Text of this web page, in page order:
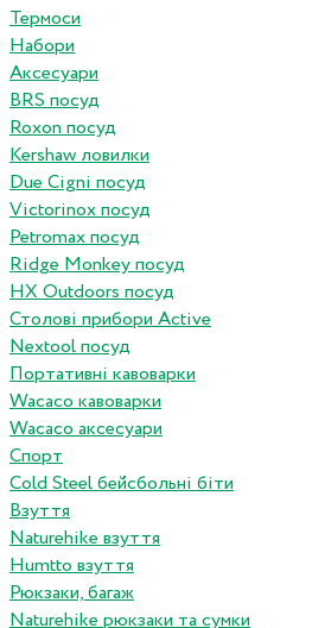
Термоси
Набори
Аксесуари
BRS посуд
Roxon посуд
Kershaw ловилки
Due Cigni посуд
Victorinox посуд
Petromax посуд
Ridge Monkey посуд
HX Outdoors посуд
Столові прибори Active
Nextool посуд
Портативні кавоварки
Wacaco кавоварки
Wacaco аксесуари
Спорт
Cold Steel бейсбольні біти
Взуття
Naturehike взуття
Humtto взуття
Рюкзаки, багаж
Naturehike рюкзаки та сумки